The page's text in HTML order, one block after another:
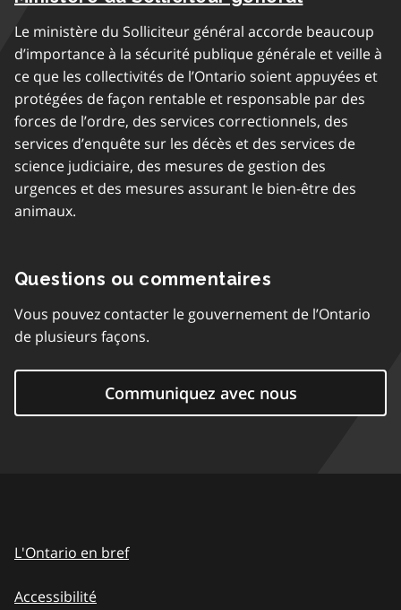
Le ministère du Solliciteur général accorde beaucoup
d’importance à la sécurité publique générale et veille à
ce que les collectivités de l’Ontario soient appuyées et
protégées de façon rentable et responsable par des
forces de l’ordre, des services correctionnels, des
services d’enquête sur les décès et des services de
science judiciaire, des mesures de gestion des
urgences et des mesures assurant le bien-être des
animaux.
Questions ou commentaires
Vous pouvez contacter le gouvernement de l’Ontario
de plusieurs façons.
Communiquez avec nous
L'Ontario en bref
Accessibilité